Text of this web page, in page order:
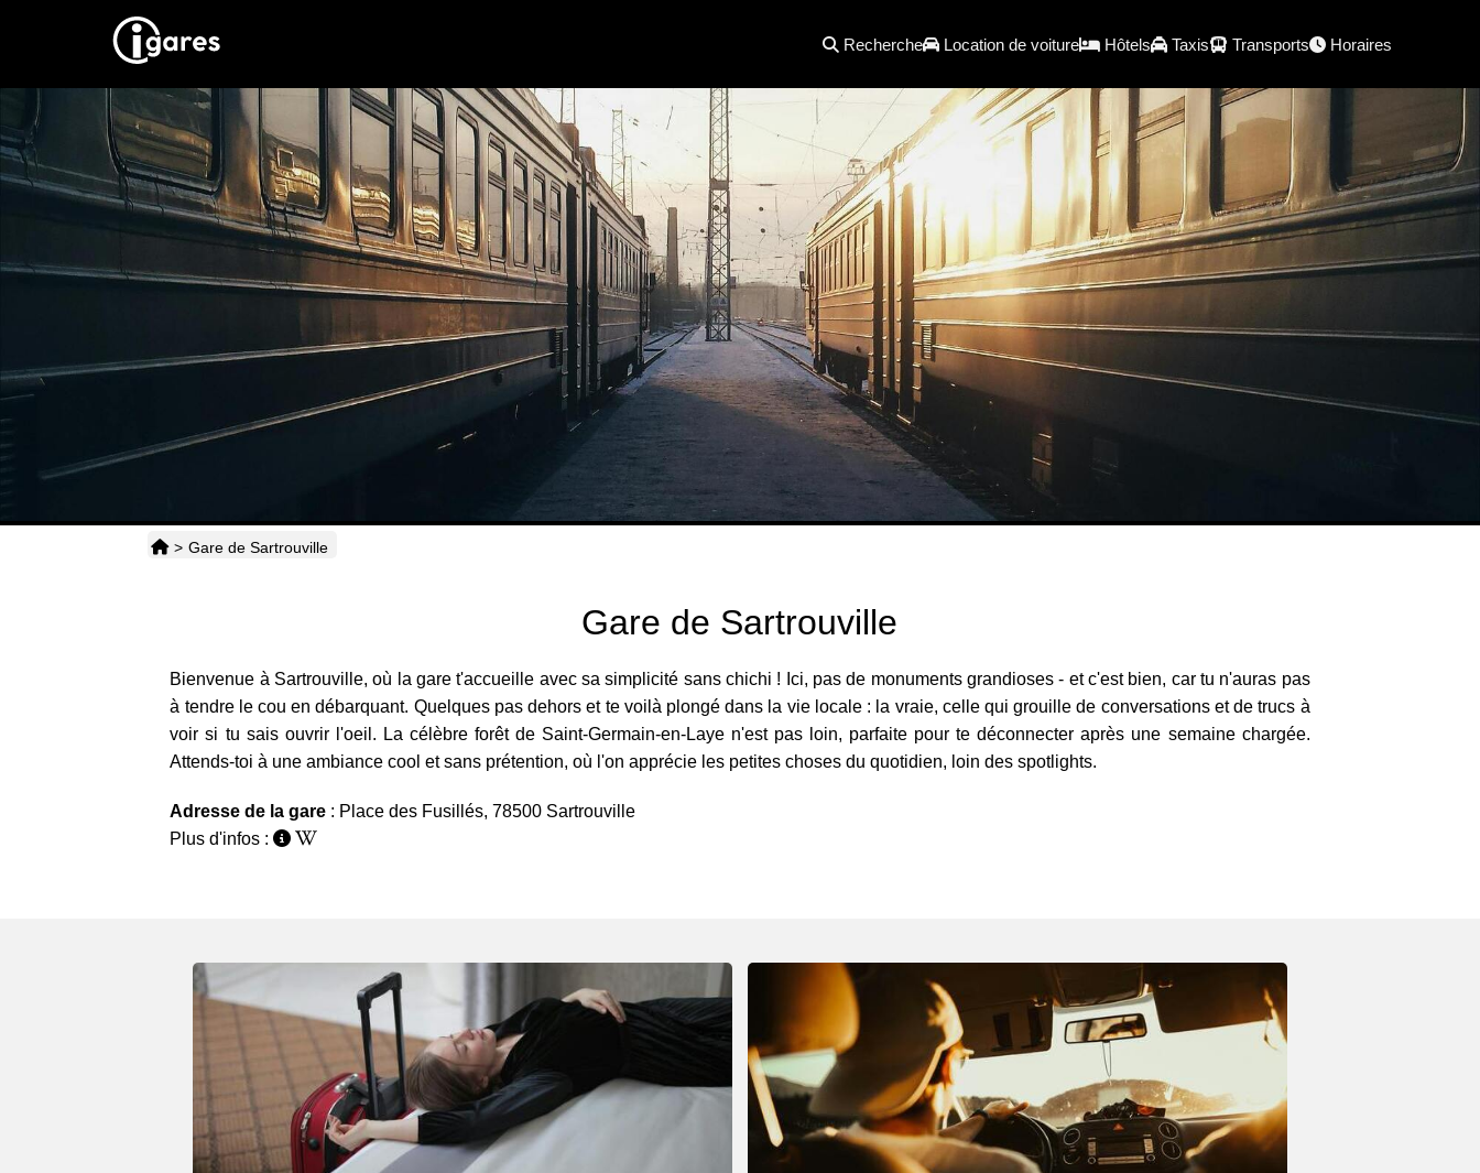
Recherche Location de voiture Hôtels Taxis Transports Horaires
> Gare de Sartrouville
Gare de Sartrouville
Bienvenue à Sartrouville, où la gare t'accueille avec sa simplicité sans chichi ! Ici, pas de monuments grandioses - et c'est bien, car tu n'auras pas
à tendre le cou en débarquant. Quelques pas dehors et te voilà plongé dans la vie locale : la vraie, celle qui grouille de conversations et de trucs à
voir si tu sais ouvrir l'oeil. La célèbre forêt de Saint-Germain-en-Laye n'est pas loin, parfaite pour te déconnecter après une semaine chargée.
Attends-toi à une ambiance cool et sans prétention, où l'on apprécie les petites choses du quotidien, loin des spotlights.
Adresse de la gare : Place des Fusillés, 78500 Sartrouville
Plus d'infos :